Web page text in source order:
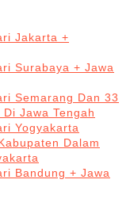
Jakarta +
Surabaya + Jawa
Semarang Dan 33
Jawa Tengah
Yogyakarta
Dalam
Bandung + Jawa